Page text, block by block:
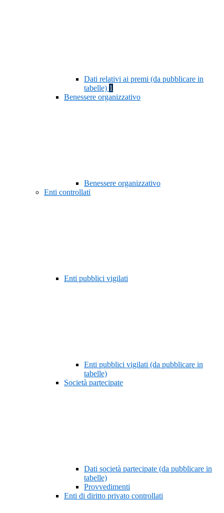
Dati relativi ai premi (da pubblicare in
tabelle) 1
Benessere organizzativo
Benessere organizzativo
Enti controllati
Enti pubblici vigilati
Enti pubblici vigilati (da pubblicare in
tabelle)
Società partecipate
Dati società partecipate (da pubblicare in
tabelle)
Provvedimenti
Enti di diritto privato controllati